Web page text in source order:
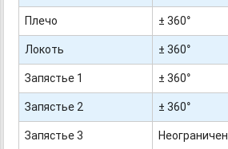
Плечо
± 360°
Локоть
± 360°
Запястье 1
± 360°
Запястье 2
± 360°
Запястье 3
Неограничен